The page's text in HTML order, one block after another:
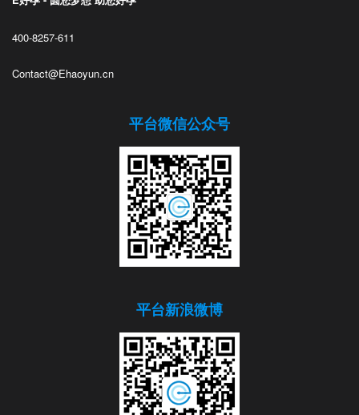
400-8257-611
Contact@Ehaoyun.cn
平台微信公众号
平台新浪微博